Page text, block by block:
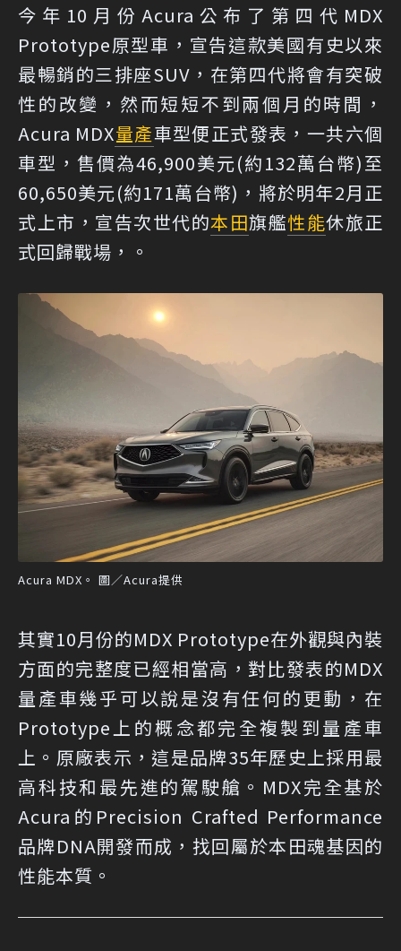
今年10月份Acura公布了第四代MDX
Prototype原型車，宣告這款美國有史以來
最暢銷的三排座SUV，在第四代將會有突破
性的改變，然而短短不到兩個月的時間，
Acura MDX量產車型便正式發表，一共六個
車型，售價為46,900美元(約132萬台幣)至
60,650美元(約171萬台幣)，將於明年2月正
式上市，宣告次世代的本田旗艦性能休旅正
式回歸戰場，。
Acura MDX。 圖／Acura提供
其實10月份的MDX Prototype在外觀與內裝
方面的完整度已經相當高，對比發表的MDX
量產車幾乎可以說是沒有任何的更動，在
Prototype上的概念都完全複製到量產車
上。原廠表示，這是品牌35年歷史上採用最
高科技和最先進的駕駛艙。MDX完全基於
Acura的Precision Crafted Performance
品牌DNA開發而成，找回屬於本田魂基因的
性能本質。